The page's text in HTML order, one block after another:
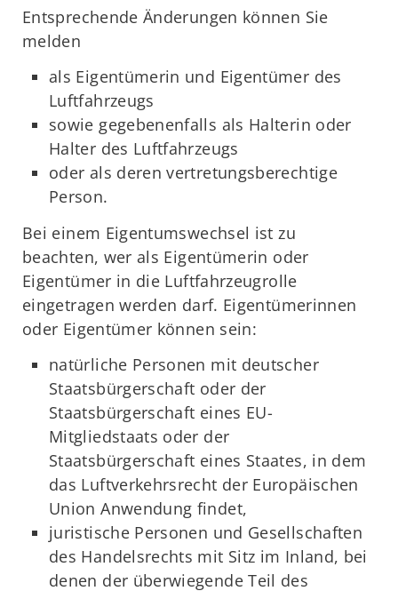
Entsprechende Änderungen können Sie
melden
als Eigentümerin und Eigentümer des
Luftfahrzeugs
sowie gegebenenfalls als Halterin oder
Halter des Luftfahrzeugs
oder als deren vertretungsberechtige
Person.
Bei einem Eigentumswechsel ist zu
beachten, wer als Eigentümerin oder
Eigentümer in die Luftfahrzeugrolle
eingetragen werden darf. Eigentümerinnen
oder Eigentümer können sein:
natürliche Personen mit deutscher
Staatsbürgerschaft oder der
Staatsbürgerschaft eines EU-
Mitgliedstaats oder der
Staatsbürgerschaft eines Staates, in dem
das Luftverkehrsrecht der Europäischen
Union Anwendung findet,
juristische Personen und Gesellschaften
des Handelsrechts mit Sitz im Inland, bei
denen der überwiegende Teil des